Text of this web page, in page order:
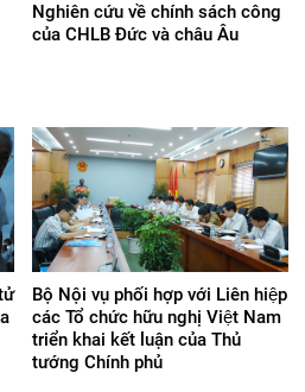
Nghiên cứu về chính sách công
của CHLB Đức và châu Âu
Bộ Nội vụ phối hợp với Liên hiệp
các Tổ chức hữu nghị Việt Nam
triển khai kết luận của Thủ
tướng Chính phủ